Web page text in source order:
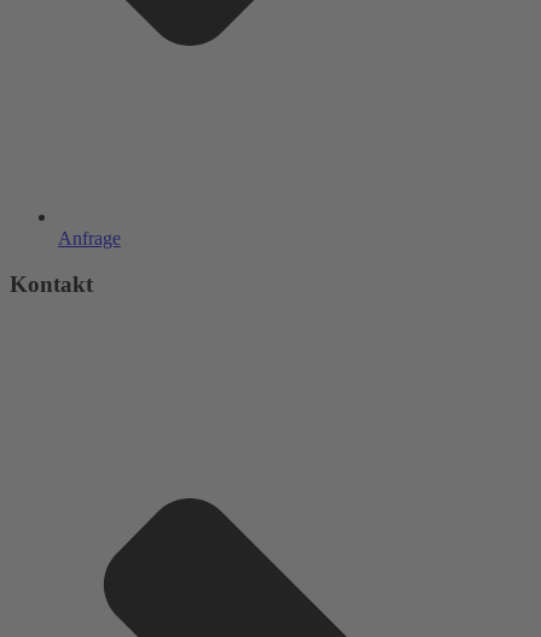
Anfrage
Kontakt